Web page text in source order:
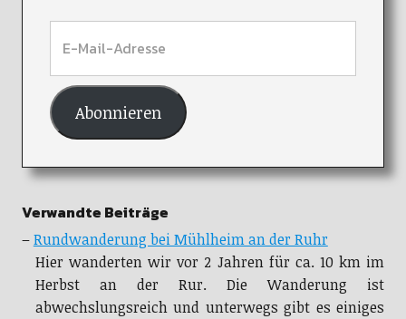
Abonnieren
Verwandte Beiträge
–Rundwanderung bei Mühlheim an der Ruhr
Hier wanderten wir vor 2 Jahren für ca. 10 km im
Herbst an der Rur. Die Wanderung ist
abwechslungsreich und unterwegs gibt es einiges